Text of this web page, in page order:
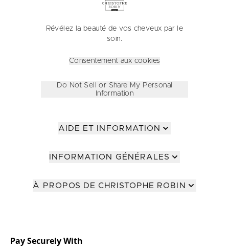
Révélez la beauté de vos cheveux par le
soin.
Consentement aux cookies
Do Not Sell or Share My Personal
Information
AIDE ET INFORMATION
INFORMATION GÉNÉRALES
À PROPOS DE CHRISTOPHE ROBIN
Pay Securely With